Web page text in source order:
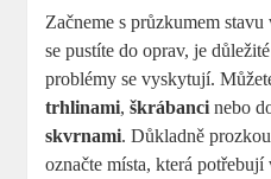
Začneme s průzkumem
se pustíte do oprav, je
problémy se vyskytují.
trhlinami,škrábanci nebo
skvrnami. Důkladně
označte místa, která